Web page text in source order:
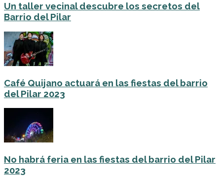
Un taller vecinal descubre los secretos del
Barrio del Pilar
Café Quijano actuará en las fiestas del barrio
del Pilar 2023
No habrá feria en las fiestas del barrio del Pilar
2023